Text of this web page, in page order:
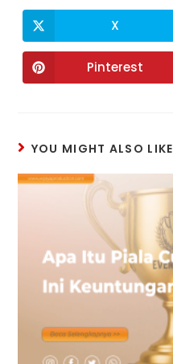
X
Pinterest
YOU MIGHT ALSO LIKE